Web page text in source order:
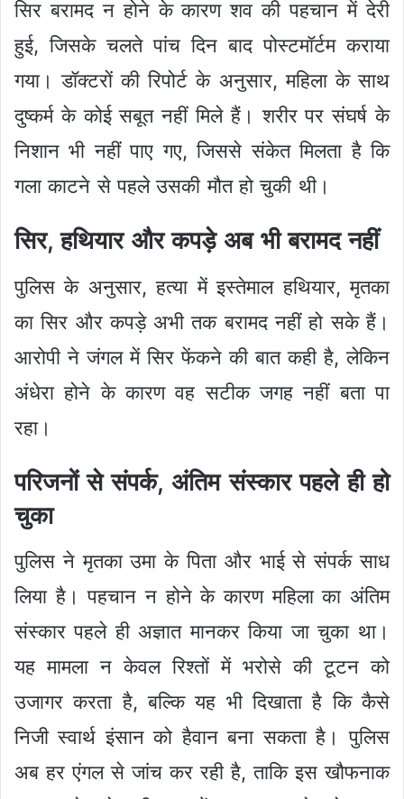
सिर बरामद न होने के कारण शव की पहचान में देरी
हुई, जिसके चलते पांच दिन बाद पोस्टमॉर्टम कराया
गया। डॉक्टरों की रिपोर्ट के अनुसार, महिला के साथ
दुष्कर्म के कोई सबूत नहीं मिले हैं। शरीर पर संघर्ष के
निशान भी नहीं पाए गए, जिससे संकेत मिलता है कि
गला काटने से पहले उसकी मौत हो चुकी थी।
सिर, हथियार और कपड़े अब भी बरामद नहीं
पुलिस के अनुसार, हत्या में इस्तेमाल हथियार, मृतका
का सिर और कपड़े अभी तक बरामद नहीं हो सके हैं।
आरोपी ने जंगल में सिर फेंकने की बात कही है, लेकिन
अंधेरा होने के कारण वह सटीक जगह नहीं बता पा
रहा।
परिजनों से संपर्क, अंतिम संस्कार पहले ही हो
चुका
पुलिस ने मृतका उमा के पिता और भाई से संपर्क साध
लिया है। पहचान न होने के कारण महिला का अंतिम
संस्कार पहले ही अज्ञात मानकर किया जा चुका था।
यह मामला न केवल रिश्तों में भरोसे की टूटन को
उजागर करता है, बल्कि यह भी दिखाता है कि कैसे
निजी स्वार्थ इंसान को हैवान बना सकता है। पुलिस
अब हर एंगल से जांच कर रही है, ताकि इस खौफनाक